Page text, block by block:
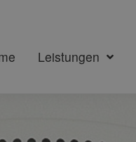
Leistungen